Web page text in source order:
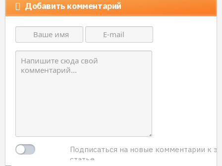
Добавить комментарий
Подписаться на новые комментарии к
статье.